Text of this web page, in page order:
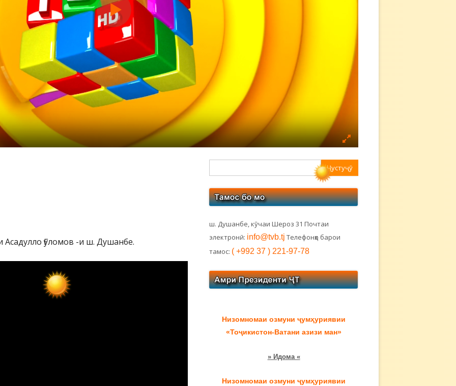
Ғуломов -и ш. Душанбе.
боковая
ш. Душанбе, кӯчаи Шероз 31 Почтаи
электронӣ: info@tvb.tj Телефонҳо барои
тамос: ( +992 37 ) 221-97-78
Низомномаи озмуни ҷумҳуриявии
«Тоҷикистон-Ватани азизи ман»
» Идома «
Низомномаи озмуни ҷумҳуриявии